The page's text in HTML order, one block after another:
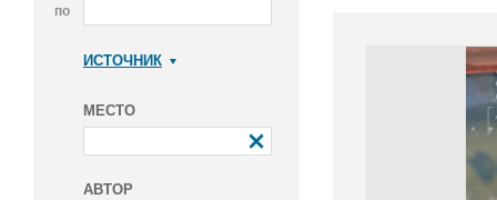
по
ИСТОЧНИК
МЕСТО
АВТОР